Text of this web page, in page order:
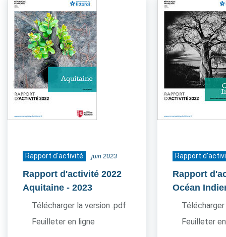
Rapport d'activité juin 2023
Rapport d'activité 2022
Aquitaine - 2023
Télécharger la version .pdf
Feuilleter en ligne
Rapport
Rapport
Océan
Feuilleter